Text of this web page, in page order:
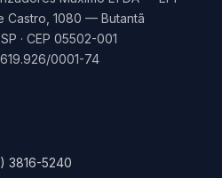
Castro, 1080 — Butantã
· CEP 05502-001
0001-74
3816-5240